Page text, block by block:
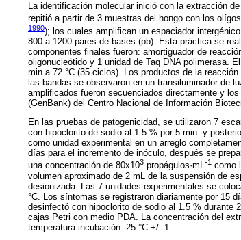
La identificación molecular inició con la extracción
repitió a partir de 3 muestras del hongo con los
1990); los cuales amplifican un espaciador
800 a 1200 pares de bases (pb). Esta práctica se
componentes finales fueron: amortiguador de
oligonucleótido y 1 unidad de Taq DNA polimerasa.
min a 72 °C (35 ciclos). Los productos de la
las bandas se observaron en un transiluminador de
amplificados fueron secuenciados directamente y
(GenBank) del Centro Nacional de Información
En las pruebas de patogenicidad, se utilizaron 7
con hipoclorito de sodio al 1.5 % por 5 min. y
como unidad experimental en un arreglo
días para el incremento de inóculo, después se
una concentración de 80x103 propágulos·mL-1 como
volumen aproximado de 2 mL de la suspensión de
desionizada. Las 7 unidades experimentales se
°C. Los síntomas se registraron diariamente por 15
desinfectó con hipoclorito de sodio al 1.5 % durante
cajas Petri con medio PDA. La concentración del
temperatura incubación: 25 °C +/- 1.